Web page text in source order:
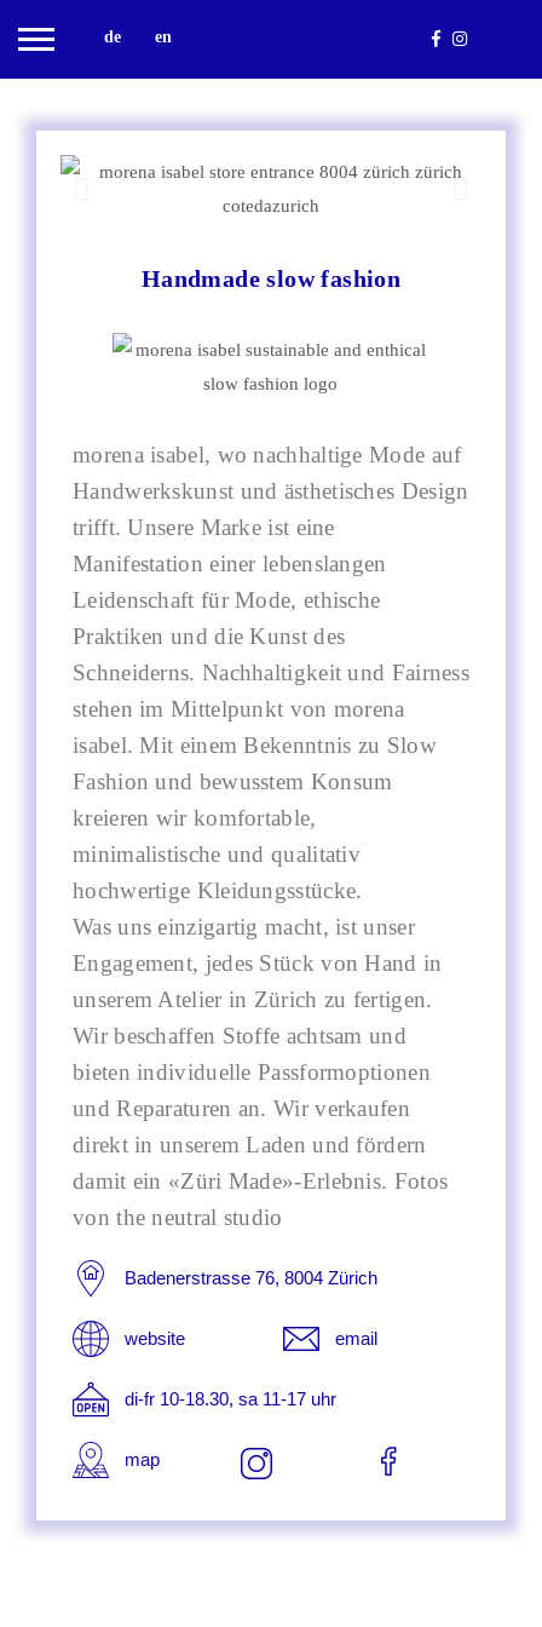
Handmade slow fashion
morena isabel, wo nachhaltige Mode auf
Handwerkskunst und ästhetisches Design
trifft. Unsere Marke ist eine
Manifestation einer lebenslangen
Leidenschaft für Mode, ethische
Praktiken und die Kunst des
Schneiderns. Nachhaltigkeit und Fairness
stehen im Mittelpunkt von morena
isabel. Mit einem Bekenntnis zu Slow
Fashion und bewusstem Konsum
kreieren wir komfortable,
minimalistische und qualitativ
hochwertige Kleidungsstücke.
Was uns einzigartig macht, ist unser
Engagement, jedes Stück von Hand in
unserem Atelier in Zürich zu fertigen.
Wir beschaffen Stoffe achtsam und
bieten individuelle Passformoptionen
und Reparaturen an. Wir verkaufen
direkt in unserem Laden und fördern
damit ein «Züri Made»-Erlebnis. Fotos
vonthe neutral studio
Badenerstrasse 76, 8004 Zürich
website email
di-fr 10-18.30, sa 11-17 uhr
map
de en